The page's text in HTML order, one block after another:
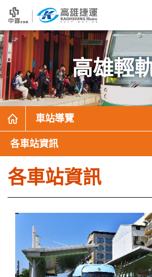
高雄輕
車站導覽
各車站資訊
各車站資訊